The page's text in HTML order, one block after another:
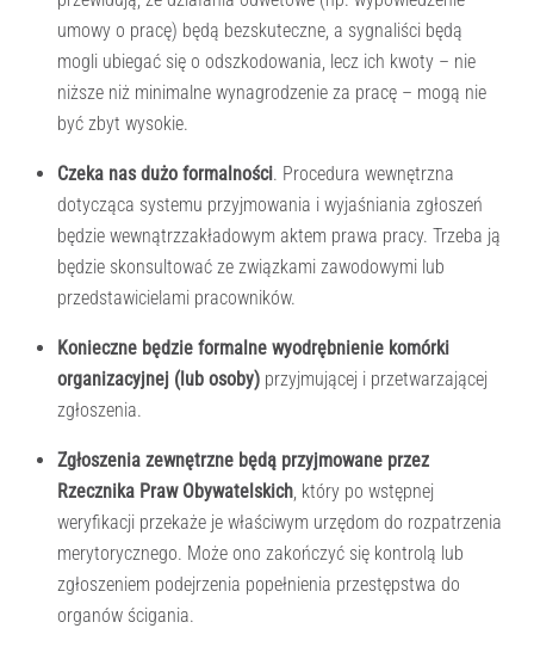
umowy o pracę) będą bezskuteczne, a sygnaliści będą
mogli ubiegać się o odszkodowania, lecz ich kwoty – nie
niższe niż minimalne wynagrodzenie za pracę – mogą nie
być zbyt wysokie.
Czeka nas dużo formalności. Procedura wewnętrzna
dotycząca systemu przyjmowania i wyjaśniania zgłoszeń
będzie wewnątrzzakładowym aktem prawa pracy. Trzeba ją
będzie skonsultować ze związkami zawodowymi lub
przedstawicielami pracowników.
Konieczne będzie formalne wyodrębnienie komórki
organizacyjnej (lub osoby) przyjmującej i przetwarzającej
zgłoszenia.
Zgłoszenia zewnętrzne będą przyjmowane przez
Rzecznika Praw Obywatelskich, który po wstępnej
weryfikacji przekaże je właściwym urzędom do rozpatrzenia
merytorycznego. Może ono zakończyć się kontrolą lub
zgłoszeniem podejrzenia popełnienia przestępstwa do
organów ścigania.